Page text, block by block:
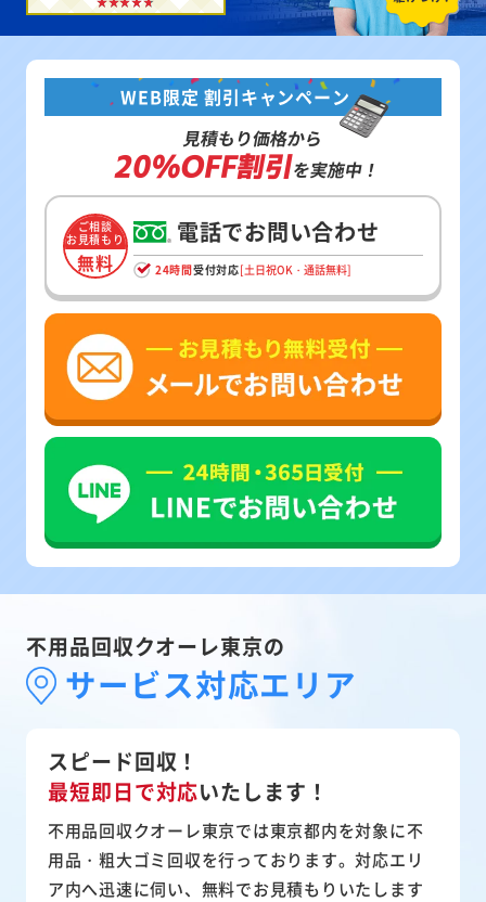
WEB限定 割引キャンペーン
見積もり価格から
20%OFF割引を実施中！
ご相談
お見積もり
無料
電話でお問い合わせ
24時間受付対応[土日祝OK・通話無料]
不用品回収クオーレ東京の
サービス対応エリア
スピード回収！
最短即日で対応いたします！
不用品回収クオーレ東京では東京都内を対象に不
用品・粗大ゴミ回収を行っております。対応エリ
ア内へ迅速に伺い、無料でお見積もりいたします